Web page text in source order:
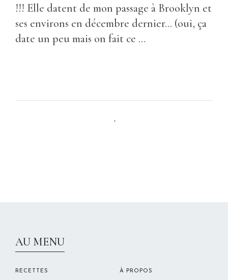
!!! Elle datent de mon passage à Brooklyn et
ses environs en décembre dernier... (oui, ça
date un peu mais on fait ce …
1
AU MENU
RECETTES À PROPOS